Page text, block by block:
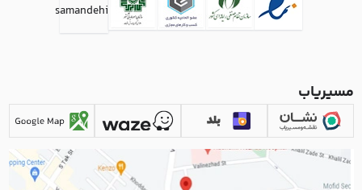
مسیریاب